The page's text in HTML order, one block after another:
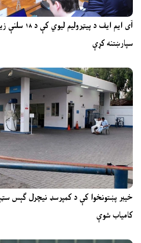
آی ایم ایف د
سپارښتنه کړې
خیبر پښتونخوا کې د کمپرسډ نیچرل ګېس
کامیاب شوې